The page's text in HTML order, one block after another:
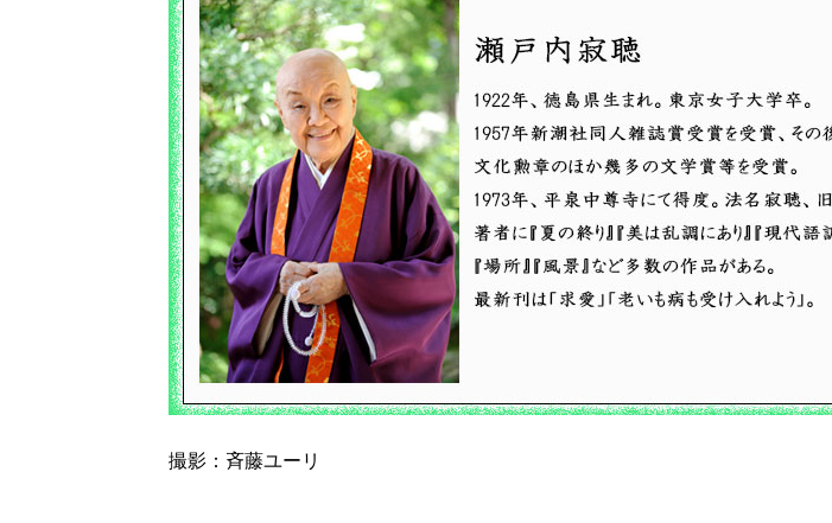
撮影：斉藤ユーリ